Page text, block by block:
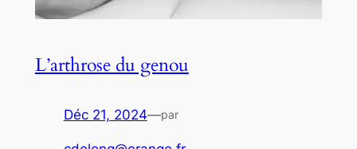
L’arthrose du genou
Déc 21, 2024—par